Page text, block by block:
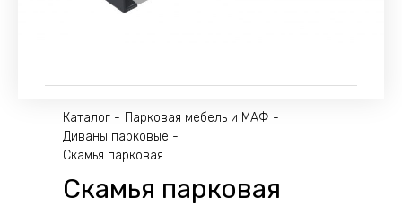
Каталог
Парковая мебель и МАФ
Диваны парковые
Скамья парковая
Скамья парковая